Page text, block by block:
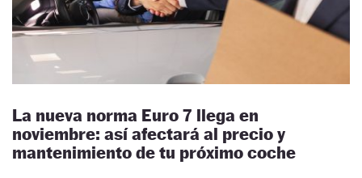
La nueva norma Euro 7 llega en
noviembre: así afectará al precio y
mantenimiento de tu próximo coche